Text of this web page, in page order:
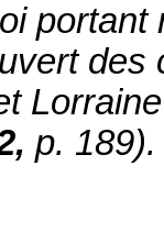
p. 189).